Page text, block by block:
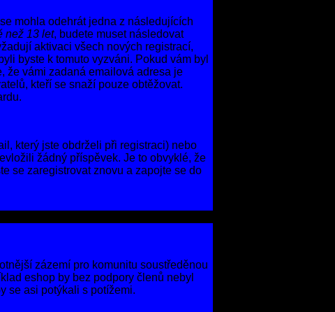
mohla odehrát jedna z následujících
než 13 let, budete muset následovat
aktivaci všech nových registrací,
byste k tomuto vyzváni. Pokud vám byl
že vámi zadaná emailová adresa je
kteří se snaží pouze obtěžovat.
který jste obdrželi při registraci) nebo
žádný příspěvek. Je to obvyklé, že
se zaregistrovat znovu a zapojte se do
zázemí pro komunitu soustředěnou
eshop by bez podpory členů nebyl
se asi potýkali s potížemi.